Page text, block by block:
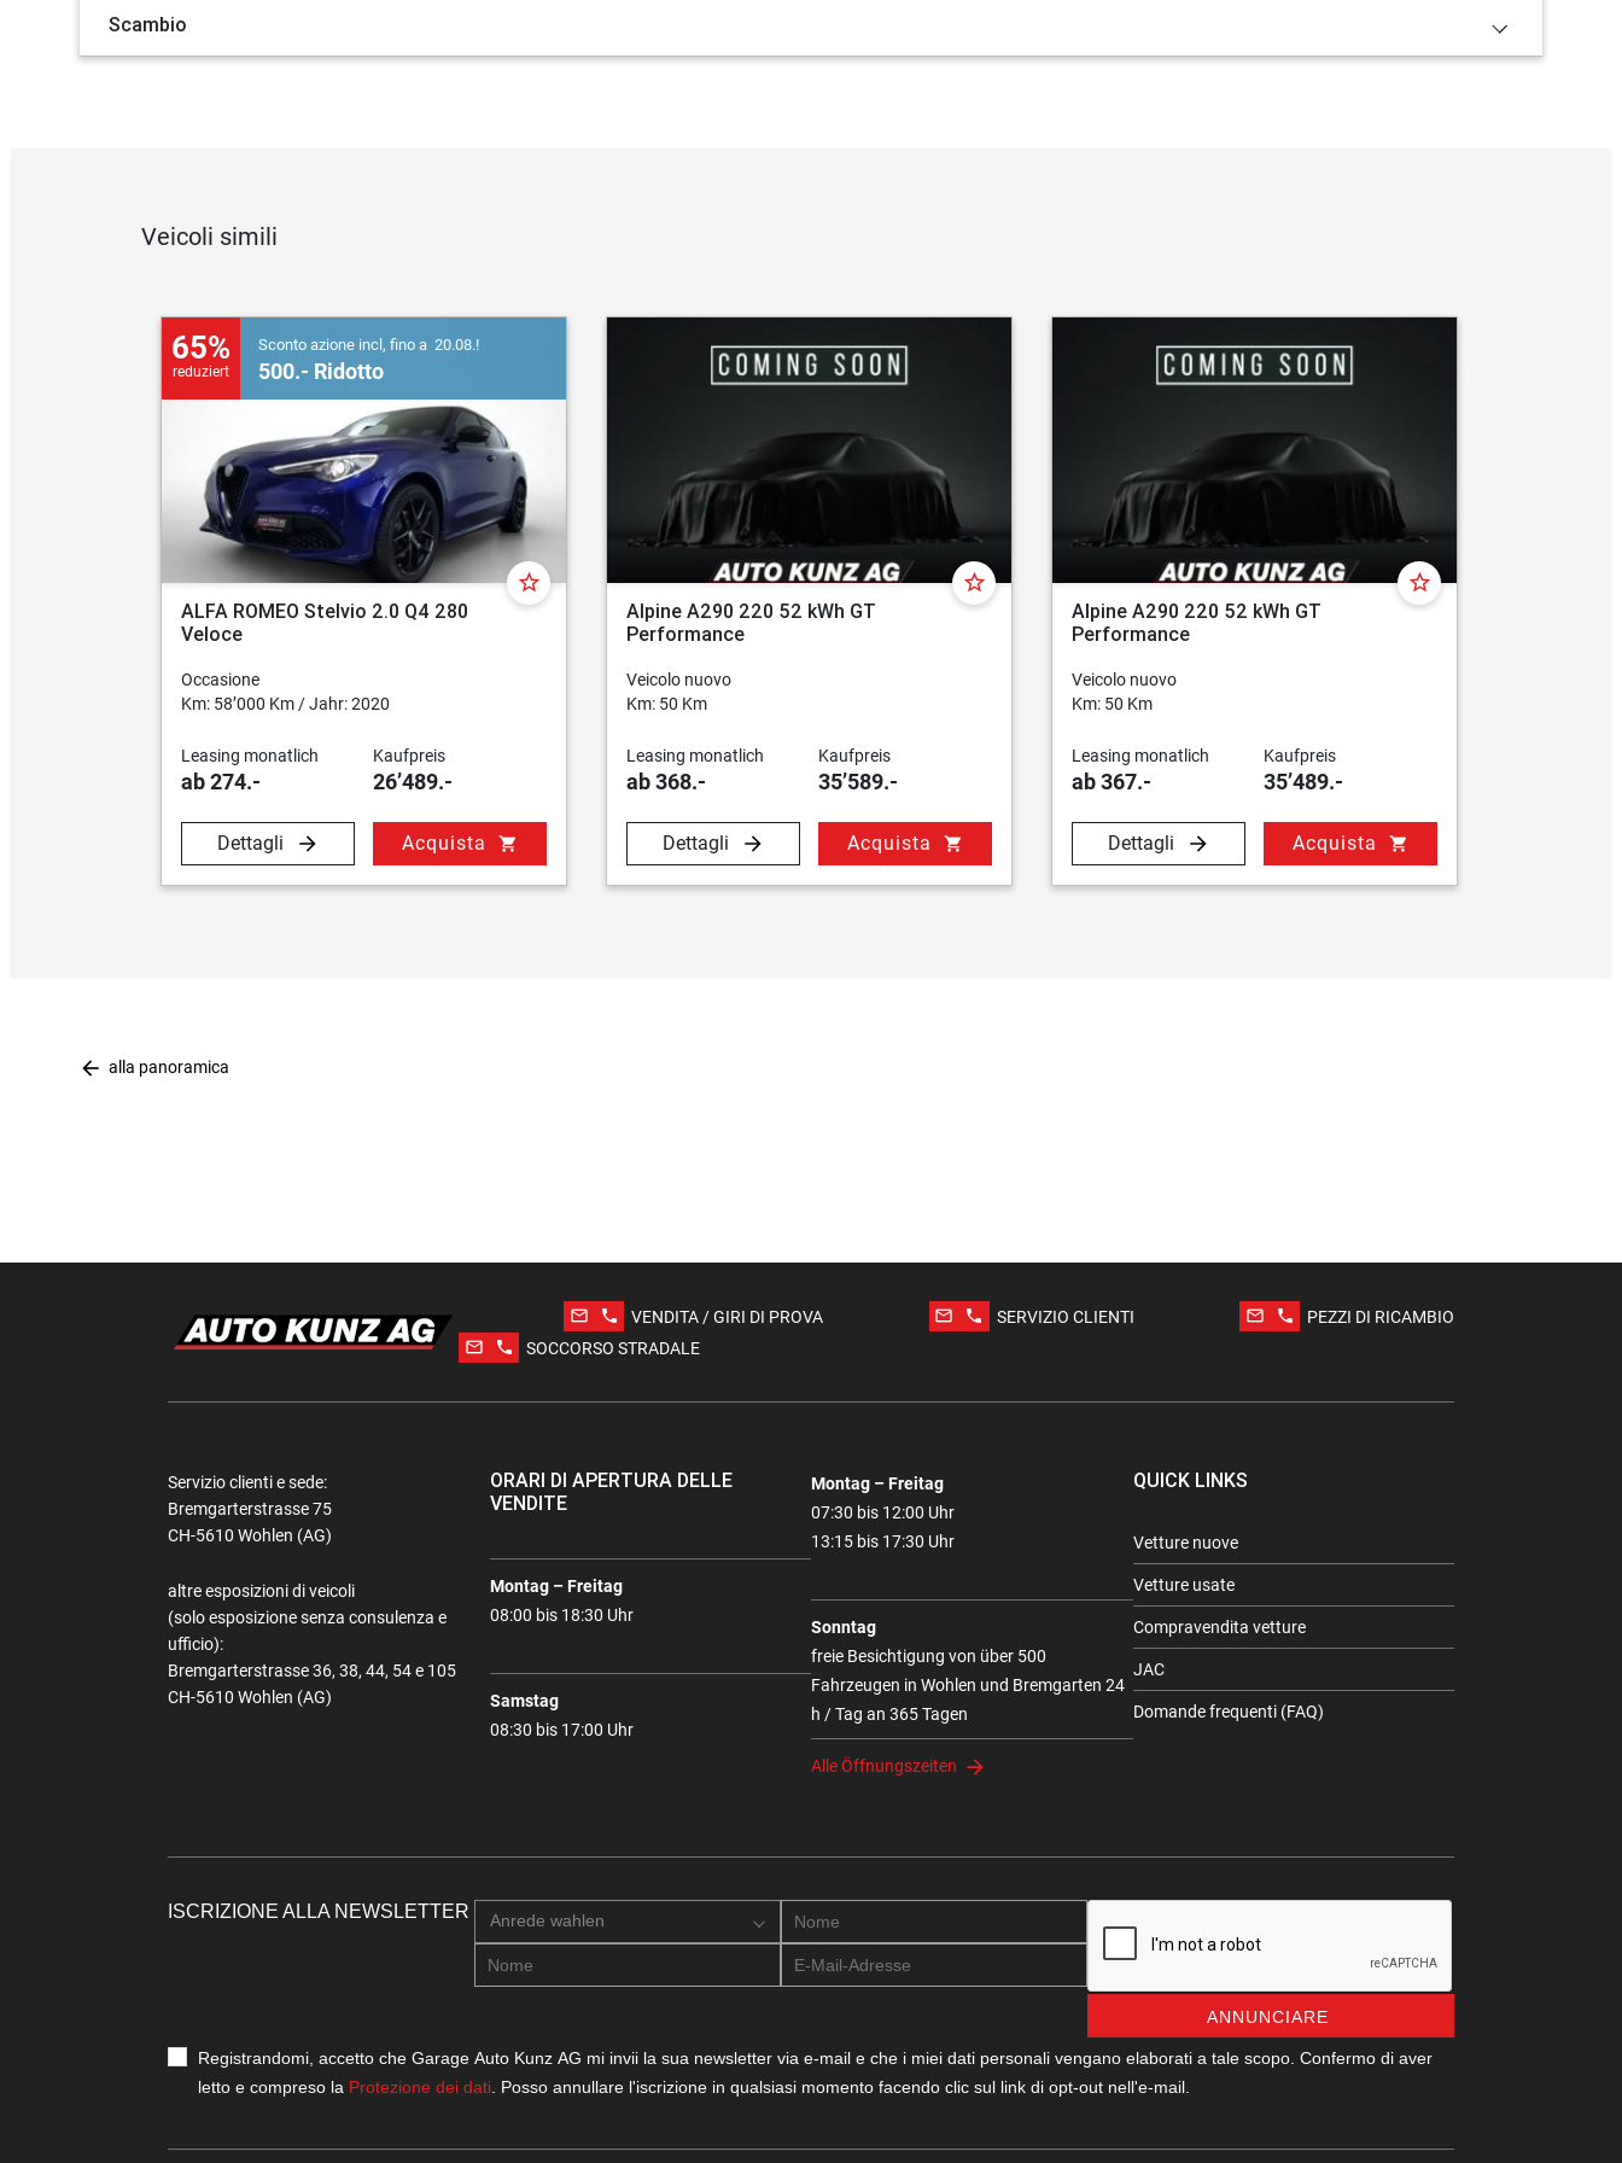
Scambio
Veicoli simili
65%
reduziert
Sconto azione incl, fino a 20.08.!
500.- Ridotto
star_border
ALFA ROMEO Stelvio 2.0 Q4 280
Veloce
Occasione
Km: 58’000 Km / Jahr: 2020
Leasing monatlich
ab 274.-
Kaufpreis
26’489.-
Dettagli Acquista shopping_cart
star_border
Alpine A290 220 52 kWh GT
Performance
Veicolo nuovo
Km: 50 Km
Leasing monatlich
ab 368.-
Kaufpreis
35’589.-
Dettagli Acquista shopping_cart
star_border
Alpine A290 220 52 kWh GT
Performance
Veicolo nuovo
Km: 50 Km
Leasing monatlich
ab 367.-
Kaufpreis
35’489.-
Dettagli Acquista shopping_cart
arrow_back alla panoramica
mail_outline phone VENDITA / GIRI DI PROVA mail_outline phone SERVIZIO CLIENTI mail_outline phone
PEZZI DI RICAMBIO
mail_outline
phone SOCCORSO STRADALE
Servizio clienti e sede:
Bremgarterstrasse 75
CH-5610 Wohlen (AG)
altre esposizioni di veicoli
(solo esposizione senza consulenza e
ufficio):
Bremgarterstrasse 36, 38, 44, 54 e 105
CH-5610 Wohlen (AG)
ORARI DI APERTURA DELLE
VENDITE
Montag – Freitag
08:00 bis 18:30 Uhr
Samstag
08:30 bis 17:00 Uhr
Montag – Freitag
07:30 bis 12:00 Uhr
13:15 bis 17:30 Uhr
Sonntag
freie Besichtigung von über 500
Fahrzeugen in Wohlen und Bremgarten 24
h / Tag an 365 Tagen
Alle Öffnungszeiten
QUICK LINKS
Vetture nuove
Vetture usate
Compravendita vetture
JAC
Domande frequenti (FAQ)
ISCRIZIONE ALLA NEWSLETTER Anrede wahlen
ANNUNCIARE
Registrandomi, accetto che Garage Auto Kunz AG mi invii la sua newsletter via e-mail e che i miei dati personali vengano elaborati a tale scopo. Confermo di aver
letto e compreso la Protezione dei dati . Posso annullare l'iscrizione in qualsiasi momento facendo clic sul link di opt-out nell'e-mail.